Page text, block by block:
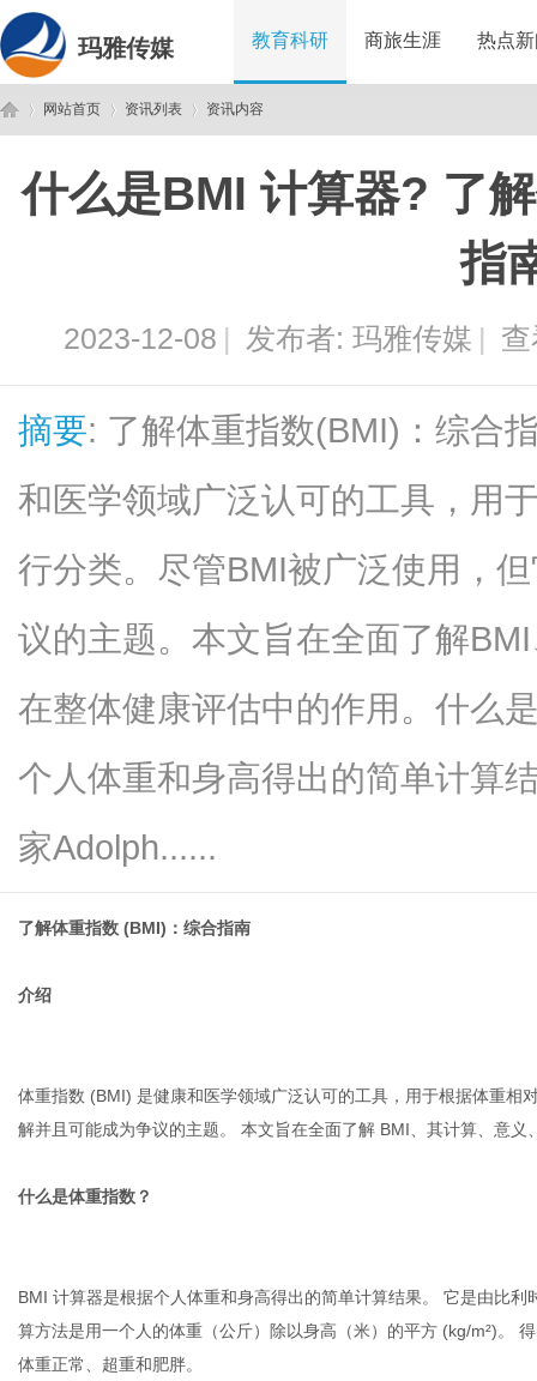
玛雅传媒 教育科研 商旅生涯 热点
网站首页
›
资讯列表
›
资讯内容
什么是BMI 计算器? 了
指
2023-12-08 | 发布者: 玛雅传媒 |
摘要: 了解体重指数(BMI)：综合
和医学领域广泛认可的工具，用
行分类。尽管BMI被广泛使用，
议的主题。本文旨在全面了解
在整体健康评估中的作用。什么
个人体重和身高得出的简单计算
家Adolph......
了解体重指数 (BMI)：综合指南
介绍
体重指数 (BMI) 是健康和医学领域广泛认可的工具，用于根据体重相
解并且可能成为争议的主题。 本文旨在全面了解 BMI、其计算、意
什么是体重指数？
BMI 计算器是根据个人体重和身高得出的简单计算结果。 它是由比
算方法是用一个人的体重（公斤）除以身高（米）的平方 (kg/m²)。
体重正常、超重和肥胖。